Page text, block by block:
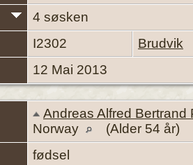
4 søsken
I2302
Brudvik
12 Mai 2013
Andreas Alfred Bertrand
Norway
(Alder 54 år)
fødsel